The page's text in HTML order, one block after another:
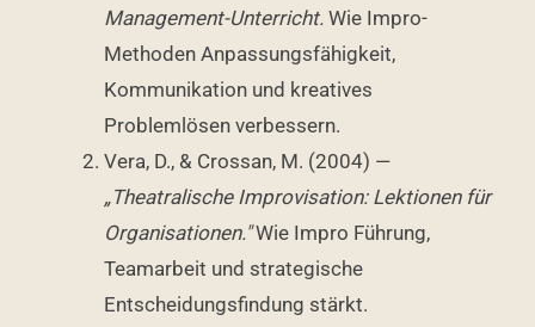
Management-Unterricht. Wie Impro-
Methoden Anpassungsfähigkeit,
Kommunikation und kreatives
Problemlösen verbessern.
Vera, D., & Crossan, M. (2004) —
„Theatralische Improvisation: Lektionen für
Organisationen."Wie Impro Führung,
Teamarbeit und strategische
Entscheidungsfindung stärkt.